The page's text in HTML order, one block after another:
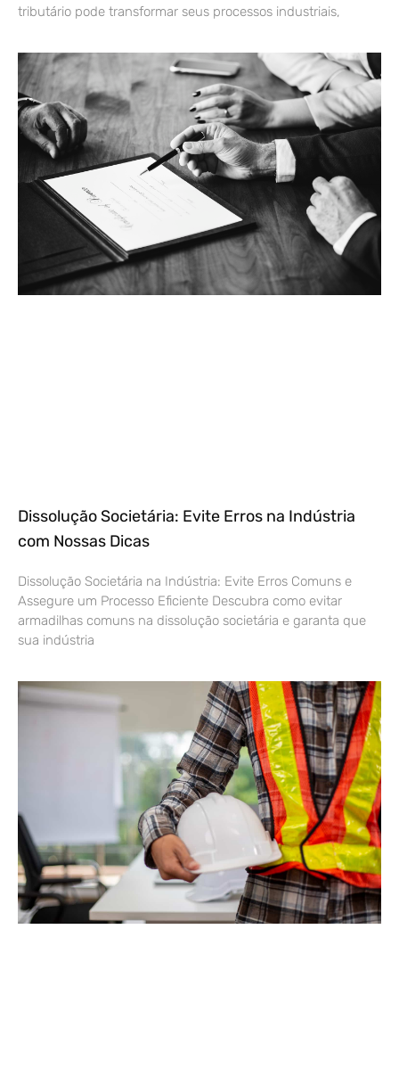
tributário pode transformar seus processos industriais,
Dissolução Societária: Evite Erros na Indústria
com Nossas Dicas
Dissolução Societária na Indústria: Evite Erros Comuns e
Assegure um Processo Eficiente Descubra como evitar
armadilhas comuns na dissolução societária e garanta que
sua indústria